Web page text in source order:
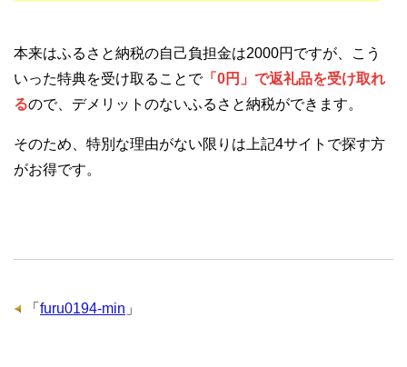
本来はふるさと納税の自己負担金は2000円ですが、こう
いった特典を受け取ることで「0円」で返礼品を受け取れ
るので、デメリットのないふるさと納税ができます。
そのため、特別な理由がない限りは上記4サイトで探す方
がお得です。
「 furu0194-min 」